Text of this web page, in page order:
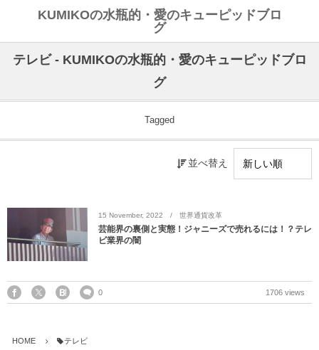
KUMIKOの水瓶的・愛のキューピッドブロ
グ
テレビ - KUMIKOの水瓶的・愛のキューピッドブロ
グ
Tagged
並べ替え
15 November, 2022 世界通貨改革
芸能界の裏側と実態！ジャニーズで売れるには！？テレ
ビ業界の闇
0 1706 views
HOME テレビ